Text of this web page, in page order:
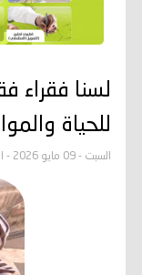
لسنا فقراء
للحياة
السبت - 09 مايو 2026 - الساعة 10:54 م